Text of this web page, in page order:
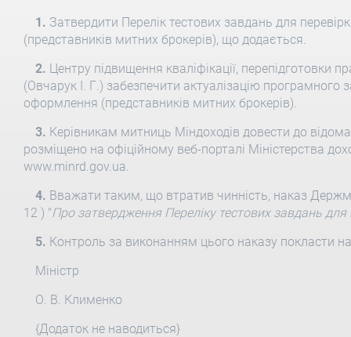
1. Затвердити Перелік тестових завдань для
(представників митних брокерів), що додається.
2. Центру підвищення кваліфікації, перепідготовки
(Овчарук І. Г.) забезпечити актуалізацію програмного
оформлення (представників митних брокерів).
3. Керівникам митниць Міндоходів довести до
розміщено на офіційному веб-порталі Міністерства
www.mіnrd.gov.ua.
4. Вважати таким, що втратив чинність, наказ
12 ) "Про затвердження Переліку тестових завдань
5. Контроль за виконанням цього наказу покласти
Міністр
О. В. Клименко
{Додаток не наводиться}